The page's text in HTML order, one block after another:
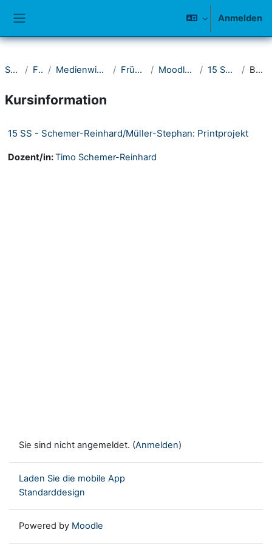
Anmelden
Startseite Fakultät I Medienwissenschaftliches Seminar Frühere Semester Moodle-Kurse 2011-2015 15 Sommersemester Beschreibung
Kursinformation
15 SS - Schemer-Reinhard/Müller-Stephan: Printprojekt
Dozent/in:Timo Schemer-Reinhard
Sie sind nicht angemeldet. (Anmelden)
Laden Sie die mobile App
Standarddesign
Powered by Moodle